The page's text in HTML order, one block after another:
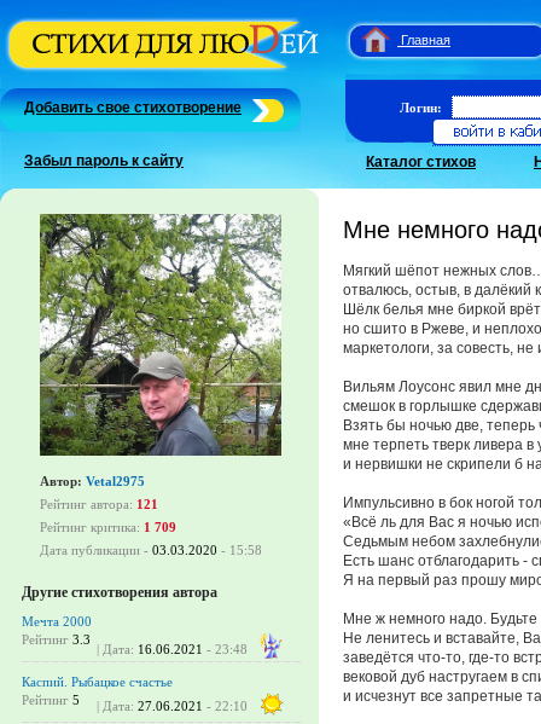
Главная
Добавить свое стихотворение
Забыл пароль к сайту
Логин:
Каталог стихов
Автор: Vetal2975
Рейтинг автора: 121
Рейтинг критика: 1 709
Дата публикации - 03.03.2020 - 15:58
Другие стихотворения автора
Мечта 2000
Рейтинг 3.3
| Дата: 16.06.2021 - 23:48
Каспий. Рыбацкое счастье
Рейтинг 5 | Дата: 27.06.2021 - 22:10
Мне немного
Мягкий шёпот нежных
отвалюсь, остыв, в далёкий
Шёлк белья мне биркой
но сшито в Ржеве, и
маркетологи, за совесть, не
Вильям Лоусонс явил мне
смешок в горлышке
Взять бы ночью две, теперь
мне терпеть тверк ливера в
и нервишки не скрипели б
Импульсивно в бок ногой
«Всё ль для Вас я ночью
Седьмым небом
Есть шанс отблагодарить -
Я на первый раз прошу
Мне ж немного надо. Будьте
Не ленитесь и вставайте,
заведётся что-то, где-то
вековой дуб настругаем в
и исчезнут все запретные